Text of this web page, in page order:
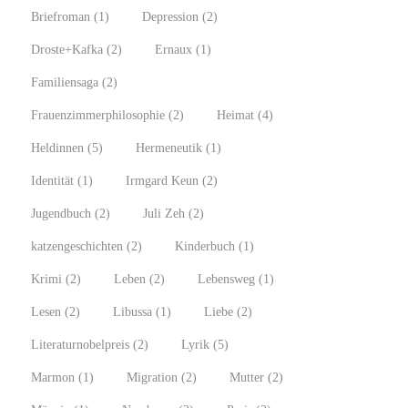
Briefroman (1) Depression (2)
Droste+Kafka (2) Ernaux (1)
Familiensaga (2)
Frauenzimmerphilosophie (2) Heimat (4)
Heldinnen (5) Hermeneutik (1)
Identität (1) Irmgard Keun (2)
Jugendbuch (2) Juli Zeh (2)
katzengeschichten (2) Kinderbuch (1)
Krimi (2) Leben (2) Lebensweg (1)
Lesen (2) Libussa (1) Liebe (2)
Literaturnobelpreis (2) Lyrik (5)
Marmon (1) Migration (2) Mutter (2)